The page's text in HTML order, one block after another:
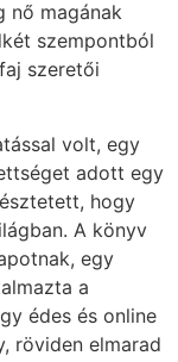
nő magának
szempontból
szeretői
volt, egy
adott egy
hogy
A könyv
egy
a
édes és online
röviden elmarad